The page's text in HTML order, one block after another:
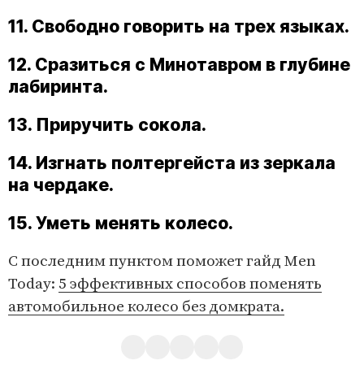
11. Свободно говорить на трех языках.
12. Сразиться с Минотавром в глубине
лабиринта.
13. Приручить сокола.
14. Изгнать полтергейста из зеркала
на чердаке.
15. Уметь менять колесо.
С последним пунктом поможет гайд Men
Today: 5 эффективных способов поменять
автомобильное колесо без домкрата.